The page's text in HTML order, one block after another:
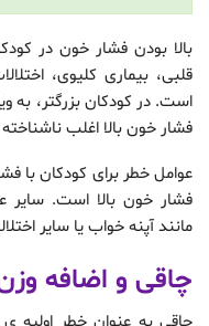
بالا بودن فشار خون در
قلبی، بیماری کلیوی،
است. در کودکان بزرگتر، به
فشار خون بالا اغلب
عوامل خطر برای کودکان با
فشار خون بالا است.
مانند آپنه خواب یا سایر
چاقی و اضافه